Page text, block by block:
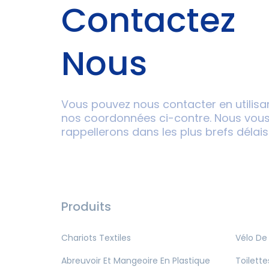
Contactez
Nous
Vous pouvez nous contacter en
nos coordonnées ci-contre. Nous
rappellerons dans les plus brefs
Produits
Chariots Textiles
Vélo
Abreuvoir Et Mangeoire En Plastique